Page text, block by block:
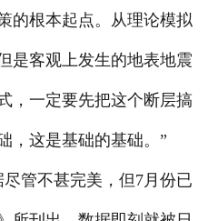
的根本起点。从理论模拟
是客观上发生的地表地震
，一定要先把这个断层搞
，这是基础的基础。”
管不甚完美，但7月份已